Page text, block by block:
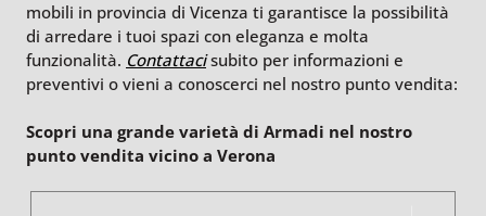
mobili in provincia di Vicenza ti garantisce la possibilità
di arredare i tuoi spazi con eleganza e molta
funzionalità. Contattacisubito per informazioni e
preventivi o vieni a conoscerci nel nostro punto vendita:
Scopri una grande varietà di Armadi nel nostro
punto vendita vicino a Verona